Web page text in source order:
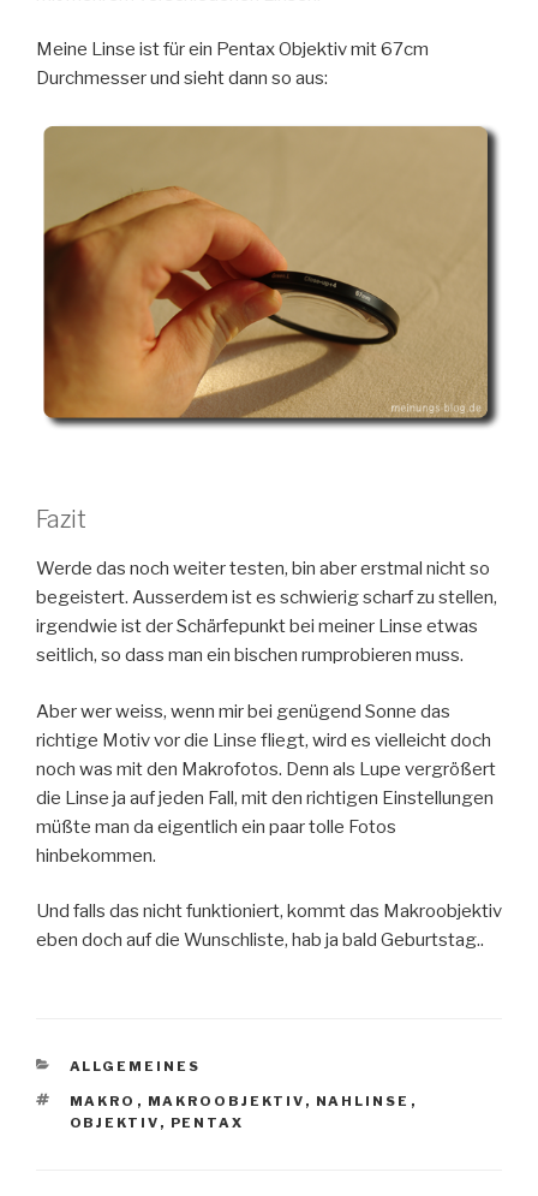
Meine Linse ist für ein Pentax Objektiv mit 67cm
Durchmesser und sieht dann so aus:
Fazit
Werde das noch weiter testen, bin aber erstmal nicht so
begeistert. Ausserdem ist es schwierig scharf zu stellen,
irgendwie ist der Schärfepunkt bei meiner Linse etwas
seitlich, so dass man ein bischen rumprobieren muss.
Aber wer weiss, wenn mir bei genügend Sonne das
richtige Motiv vor die Linse fliegt, wird es vielleicht doch
noch was mit den Makrofotos. Denn als Lupe vergrößert
die Linse ja auf jeden Fall, mit den richtigen Einstellungen
müßte man da eigentlich ein paar tolle Fotos
hinbekommen.
Und falls das nicht funktioniert, kommt das Makroobjektiv
eben doch auf die Wunschliste, hab ja bald Geburtstag..
KATEGORIEN
ALLGEMEINES
SCHLAGWÖRTER
MAKRO , MAKROOBJEKTIV , NAHLINSE ,
OBJEKTIV , PENTAX